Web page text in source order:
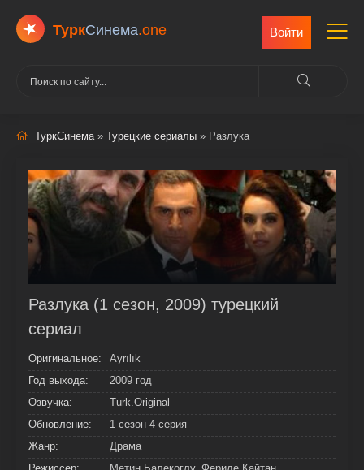
ТуркCинема.one Войти
ТуркСинема» Турецкие сериалы » Разлука
Разлука (1 сезон, 2009) турецкий
сериал
Оригинальное:
Ayrılık
Год выхода:
2009 год
Озвучка:
Turk.Original
Обновление:
1 сезон 4 серия
Жанр:
Драма